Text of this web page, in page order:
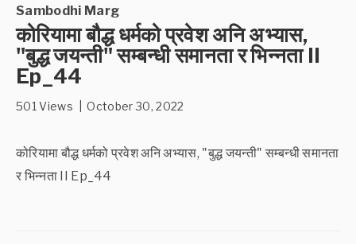
Sambodhi Marg
कोरियामा बौद्ध धर्मको प्रवेश अनि अभ्यास,
"बुद्ध जयन्ती" सम्बन्धी समानता र भिन्नता II
Ep_44
501 Views | October 30, 2022
कोरियामा बौद्ध धर्मको प्रवेश अनि अभ्यास, "बुद्ध जयन्ती" सम्बन्धी समानता
र भिन्नता II Ep_44